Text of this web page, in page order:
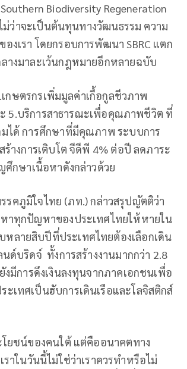
Biodiversity Regeneration
ม่ว่าจะเป็นต้นทุนทางวัฒนธรรม ความ
เรา โดยกรอบการพัฒนา SBRC แตก
างมาละเว้นกฎหมายอีกหลายฉบับ
กษตรกรเพิ่มมูลค่าเกื้อกูลชีวภาพ
ะ 5.บริการสาธารณะเพื่อคุณภาพชีวิต ที่
ได้ การศึกษาที่มีคุณภาพ ระบบการ
างการเติบโต จีดีพี 4% ต่อปี ลดภาระ
กษาเนื้อหาดังกล่าวด้วย
รคภูมิใจไทย (ภท.) กล่าวสรุปญัตติว่า
าทุกปัญหาของประเทศไทยให้หายใน
ลายสิบปีที่ประเทศไทยต้องเลือกเดิน
บริดจ์ ทั้งการสร้างงานมากกว่า 2.8
มีการดึงเงินลงทุนจากภาคเอกชนเพื่อ
เทศเป็นฮับการเดินเรือและโลจิสติกส์
โยชน์ของคนใต้ แต่คืออนาคตทาง
าในวันนี้ไม่ใช่ว่าเราควรทำหรือไม่